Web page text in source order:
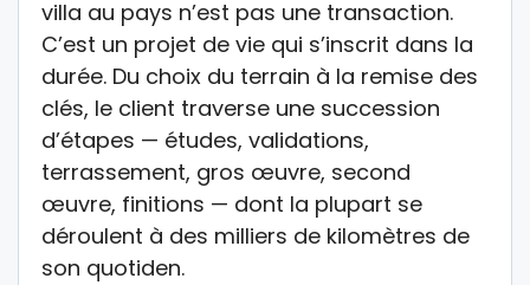
villa au pays n’est pas une transaction.
C’est un projet de vie qui s’inscrit dans la
durée. Du choix du terrain à la remise des
clés, le client traverse une succession
d’étapes — études, validations,
terrassement, gros œuvre, second
œuvre, finitions — dont la plupart se
déroulent à des milliers de kilomètres de
son quotiden.